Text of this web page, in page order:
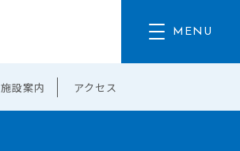
施設案内 アクセス